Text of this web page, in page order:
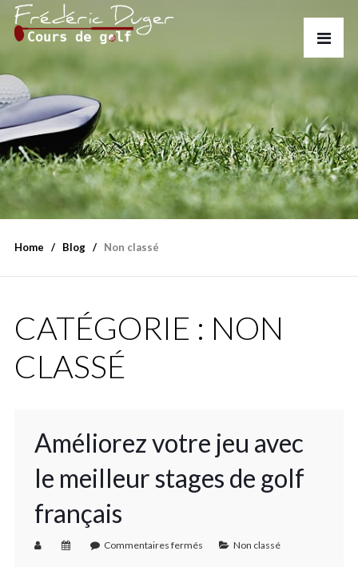
Home Blog Non classé
CATÉGORIE : NON
CLASSÉ
Améliorez votre jeu avec
le meilleur stages de golf
français
Commentaires fermés Non classé